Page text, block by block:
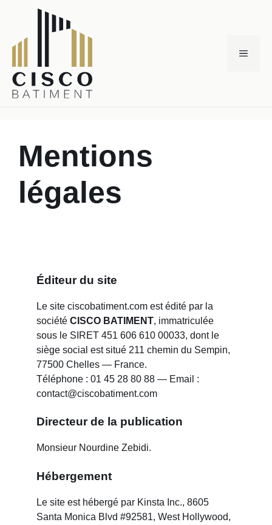
contenu
Menu
Mentions
légales
Éditeur du site
Le site ciscobatiment.com est édité par la
société CISCO BATIMENT, immatriculée
sous le SIRET 451 606 610 00033, dont le
siège social est situé 211 chemin du Sempin,
77500 Chelles — France.
Téléphone : 01 45 28 80 88 — Email :
contact@ciscobatiment.com
Directeur de la publication
Monsieur Nourdine Zebidi.
Hébergement
Le site est hébergé par Kinsta Inc., 8605
Santa Monica Blvd #92581, West Hollywood,